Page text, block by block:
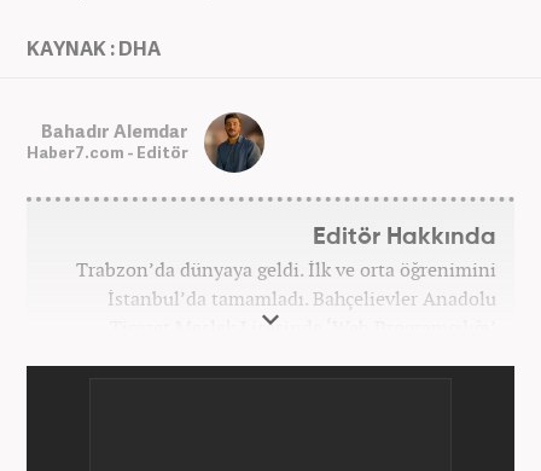
KAYNAK : DHA
Bahadır Alemdar
Haber7.com - Editör
Editör Hakkında
Trabzon’da dünyaya geldi. İlk ve orta öğrenimini
İstanbul’da tamamladı. Bahçelievler Anadolu
Ticaret Meslek Lisesinde ‘Web Programcılığı’